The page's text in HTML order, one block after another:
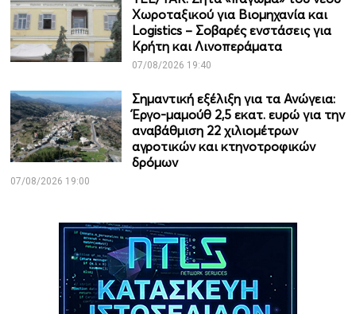
Χωροταξικού για Βιομηχανία και
Logistics – Σοβαρές ενστάσεις για
Κρήτη και Λινοπεράματα
07/08/2026 19:40
Σημαντική εξέλιξη για τα Ανώγεια:
Έργο-μαμούθ 2,5 εκατ. ευρώ για την
αναβάθμιση 22 χιλιομέτρων
αγροτικών και κτηνοτροφικών
δρόμων
07/08/2026 19:00